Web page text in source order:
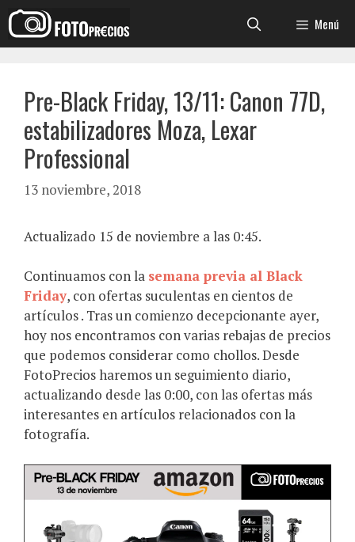
Saltar
al
contenido
Menú
Pre-Black Friday, 13/11: Canon 77D,
estabilizadores Moza, Lexar
Professional
13 noviembre, 2018
Actualizado 15 de noviembre a las 0:45.
Continuamos con la semana previa al Black
Friday, con ofertas suculentas en cientos de
artículos . Tras un comienzo decepcionante ayer,
hoy nos encontramos con varias rebajas de precios
que podemos considerar como chollos. Desde
FotoPrecios haremos un seguimiento diario,
actualizando desde las 0:00, con las ofertas más
interesantes en artículos relacionados con la
fotografía.